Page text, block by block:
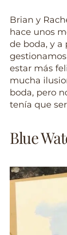
Brian y
hace unos
de boda, y a
estar más
mucha
boda, pero
tenía que
Blue